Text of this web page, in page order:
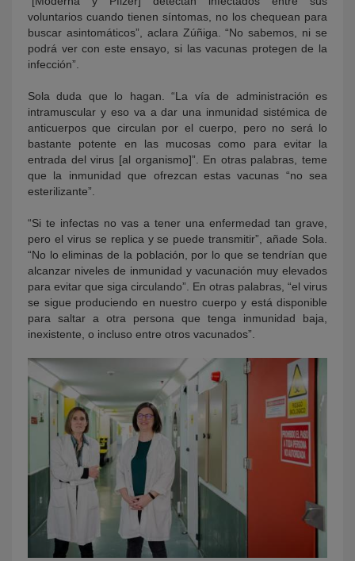
voluntarios cuando tienen síntomas, no los chequean para
buscar asintomáticos”, aclara Zúñiga. “No sabemos, ni se
podrá ver con este ensayo, si las vacunas protegen de la
infección”.
Sola duda que lo hagan. “La vía de administración es
intramuscular y eso va a dar una inmunidad sistémica de
anticuerpos que circulan por el cuerpo, pero no será lo
bastante potente en las mucosas como para evitar la
entrada del virus [al organismo]”. En otras palabras, teme
que la inmunidad que ofrezcan estas vacunas “no sea
esterilizante”.
“Si te infectas no vas a tener una enfermedad tan grave,
pero el virus se replica y se puede transmitir”, añade Sola.
“No lo eliminas de la población, por lo que se tendrían que
alcanzar niveles de inmunidad y vacunación muy elevados
para evitar que siga circulando”. En otras palabras, “el virus
se sigue produciendo en nuestro cuerpo y está disponible
para saltar a otra persona que tenga inmunidad baja,
inexistente, o incluso entre otros vacunados”.